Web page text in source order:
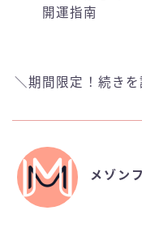
開運指南
＼期間限定！続き
メゾン